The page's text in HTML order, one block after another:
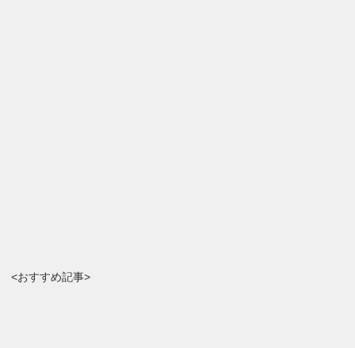
<おすすめ記事>